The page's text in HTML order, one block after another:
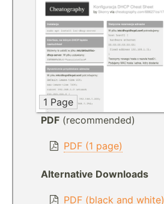
1 Page
PDF (recommended)
PDF (1 page)
Alternative Downloads
PDF (black and white)